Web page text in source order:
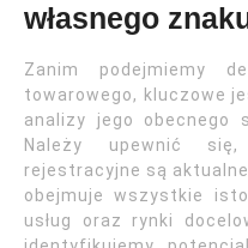
własnego
Zanim podejmiemy
towarowego, kluczowe
analizy jego obecnego
Należy upewnić
rejestracyjne są
obejmuje wszystkie
usług oraz rynki